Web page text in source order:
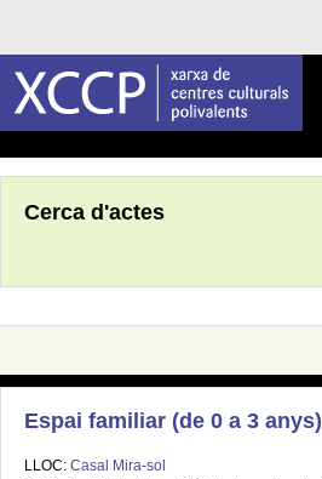
Cerca d'actes
Espai familiar (de 0 a 3 anys)
LLOC: Casal Mira-sol